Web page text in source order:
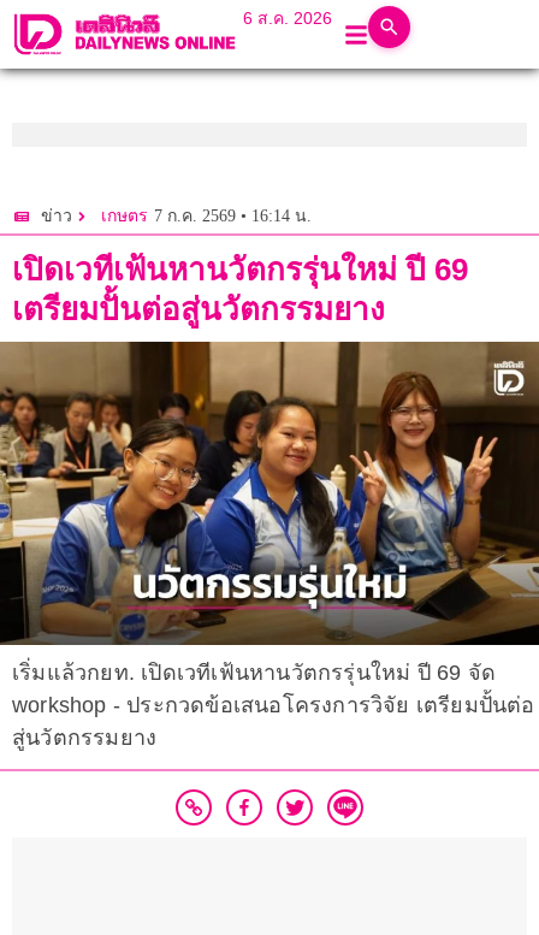
6 ส.ค. 2026
ข่าว เกษตร 7 ก.ค. 2569 • 16:14 น.
เปิดเวทีเฟ้นหานวัตกรรุ่นใหม่ ปี 69
เตรียมปั้นต่อสู่นวัตกรรมยาง
เริ่มแล้วกยท. เปิดเวทีเฟ้นหานวัตกรรุ่นใหม่ ปี 69 จัด
workshop - ประกวดข้อเสนอโครงการวิจัย เตรียมปั้นต่อ
สู่นวัตกรรมยาง